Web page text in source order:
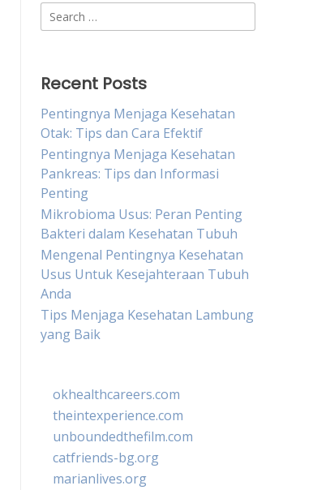
Search
for:
Recent Posts
Pentingnya Menjaga Kesehatan
Otak: Tips dan Cara Efektif
Pentingnya Menjaga Kesehatan
Pankreas: Tips dan Informasi
Penting
Mikrobioma Usus: Peran Penting
Bakteri dalam Kesehatan Tubuh
Mengenal Pentingnya Kesehatan
Usus Untuk Kesejahteraan Tubuh
Anda
Tips Menjaga Kesehatan Lambung
yang Baik
okhealthcareers.com
theintexperience.com
unboundedthefilm.com
catfriends-bg.org
marianlives.org